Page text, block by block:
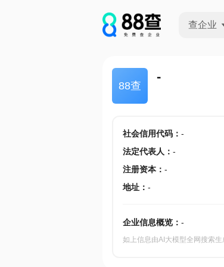
查企业
88查
-
社会信用代码： -
法定代表人 ： -
注册资本： -
地址： -
企业信息概览： -
如上信息由AI大模型全网搜索